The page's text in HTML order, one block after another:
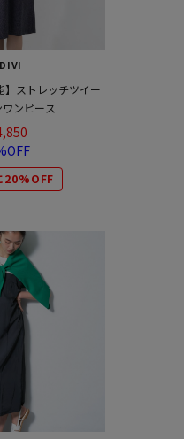
】ストレッチツイー
ワンピース
20%OFF